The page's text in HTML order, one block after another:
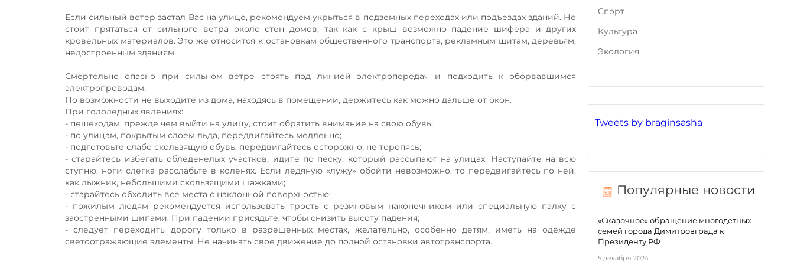
Если сильный ветер застал Вас на улице, рекомендуем укрыться в подземных переходах или подъездах зданий. Не
стоит прятаться от сильного ветра около стен домов, так как с крыш возможно падение шифера и других
кровельных материалов. Это же относится к остановкам общественного транспорта, рекламным щитам, деревьям,
недостроенным зданиям.
Смертельно опасно при сильном ветре стоять под линией электропередач и подходить к оборвавшимся
электропроводам.
По возможности не выходите из дома, находясь в помещении, держитесь как можно дальше от окон.
При гололедных явлениях:
- пешеходам, прежде чем выйти на улицу, стоит обратить внимание на свою обувь;
- по улицам, покрытым слоем льда, передвигайтесь медленно;
- подготовьте слабо скользящую обувь, передвигайтесь осторожно, не торопясь;
- старайтесь избегать обледенелых участков, идите по песку, который рассыпают на улицах. Наступайте на всю
ступню, ноги слегка расслабьте в коленях. Если ледяную «лужу» обойти невозможно, то передвигайтесь по ней,
как лыжник, небольшими скользящими шажками;
- старайтесь обходить все места с наклонной поверхностью;
- пожилым людям рекомендуется использовать трость с резиновым наконечником или специальную палку с
заостренными шипами. При падении присядьте, чтобы снизить высоту падения;
- следует переходить дорогу только в разрешенных местах, желательно, особенно детям, иметь на одежде
светоотражающие элементы. Не начинать свое движение до полной остановки автотранспорта.
Tweets by braginsasha
Популярные новости
«Сказочное» обращение многодетных
семей города Димитровграда к
Президенту РФ
5 декабря 2024
Cпорт
Культура
Экология